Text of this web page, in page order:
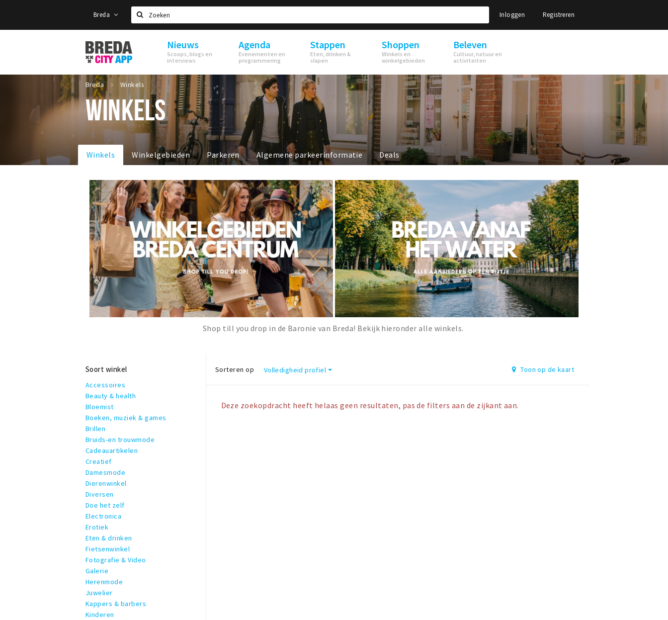
Breda
Zoeken
Inloggen Registreren
Stappen
&
Shoppen
Breda
Nieuws
Scoops, blogs en
interviews
Agenda
Evenementen en
programmering
Stappen
Eten, drinken &
slapen
Shoppen
Winkels en
winkelgebieden
Beleven
Cultuur, natuur en
activiteiten
Breda Winkels
WINKELS
Winkels Winkelgebieden Parkeren Algemene parkeerinformatie Deals
Shop till you drop in de Baronie van Breda! Bekijk hieronder alle winkels.
Soort winkel
Accessoires
Beauty & health
Bloemist
Boeken, muziek & games
Brillen
Bruids-en trouwmode
Cadeauartikelen
Creatief
Damesmode
Dierenwinkel
Diversen
Doe het zelf
Electronica
Erotiek
Eten & drinken
Fietsenwinkel
Fotografie & Video
Galerie
Herenmode
Juwelier
Kappers & barbers
Kinderen
Sorteren op Volledigheid profiel Toon op de kaart
Deze zoekopdracht heeft helaas geen resultaten, pas de filters aan de zijkant aan.